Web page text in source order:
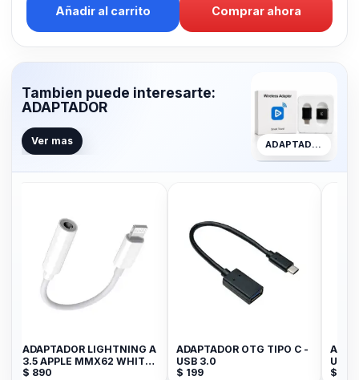
Añadir al carrito Comprar ahora
Tambien puede interesarte:
ADAPTADOR
Ver mas ADAPTADOR
ADAPTADOR LIGHTNING A
3.5 APPLE MMX62 WHITE
RP
$ 890
ADAPTADOR OTG TIPO C -
USB 3.0
$ 199
USB-
JACK
$